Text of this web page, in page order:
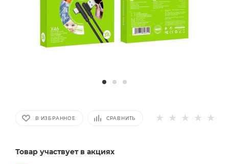
В ИЗБРАННОЕ СРАВНИТЬ
Товар участвует в акциях